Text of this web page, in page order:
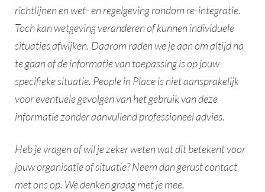
richtlijnen en wet- en regelgeving rondom re-integratie.
Toch kan wetgeving veranderen of kunnen individuele
situaties afwijken. Daarom raden we je aan om altijd na
te gaan of de informatie van toepassing is op jouw
specifieke situatie. People in Place is niet aansprakelijk
voor eventuele gevolgen van het gebruik van deze
informatie zonder aanvullend professioneel advies.​
Heb je vragen of wil je zeker weten wat dit betekent voor
jouw organisatie of situatie? Neem dan gerust contact
met ons op. We denken graag met je mee.